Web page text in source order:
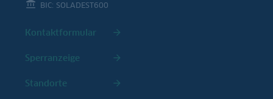
BIC: SOLADEST600
Kontaktformular
Sperranzeige
Standorte